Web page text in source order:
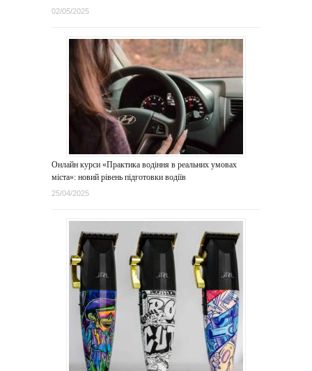
02/05/2025
Онлайн курси «Практика водіння в реальних умовах
міста»: новий рівень підготовки водіїв
25/04/2025